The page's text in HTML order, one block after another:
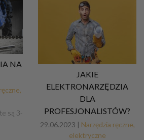
NA
są 3-
JAKIE
ELEKTRONARZĘDZIA
DLA
PROFESJONALISTÓW?
29.06.2023 | Narzędzia ręczne,
elektryczne